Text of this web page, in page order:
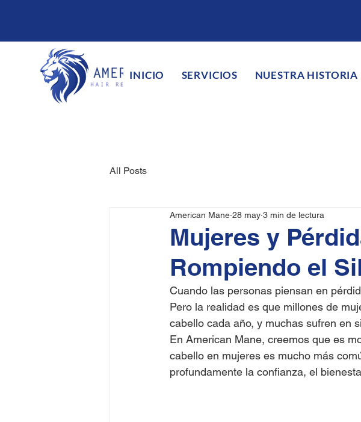
INICIO SERVICIOS NUESTRA HISTORIA
All Posts
Mujeres y
Rompiendo el
American Mane 28 may 3 min de lectura
Cuando las personas piensan en
Pero la realidad es que millones de
cabello cada año, y muchas sufren en
En American Mane, creemos que es
cabello en mujeres es mucho más
profundamente la confianza, el